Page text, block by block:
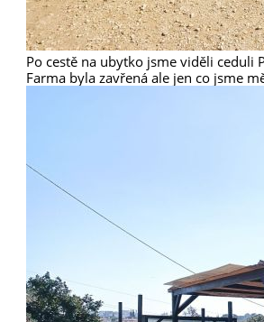
Po cestě na ubytko jsme viděli ceduli
Farma byla zavřená ale jen co jsme